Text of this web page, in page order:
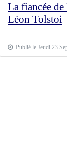
La fiancée
Léon Tolstoi
Publié le Jeudi 23